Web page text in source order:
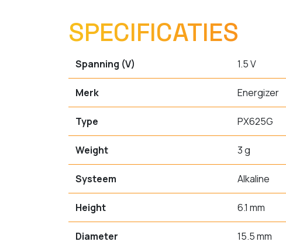
SPECIFICATIES
Spanning (V) 1.5 V
Merk Energizer
Type PX625G
Weight 3 g
Systeem Alkaline
Height 6.1 mm
Diameter 15.5 mm